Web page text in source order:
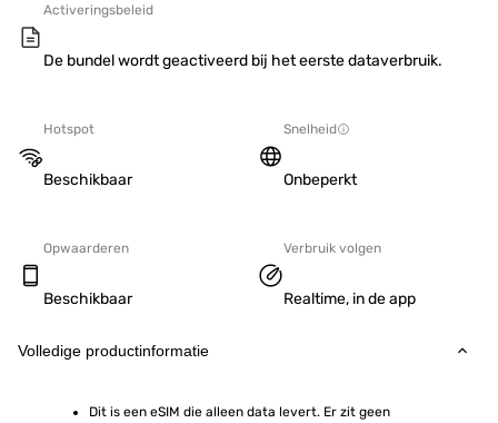
Activeringsbeleid
De bundel wordt geactiveerd bij het eerste dataverbruik.
Hotspot
Beschikbaar
Snelheid
Onbeperkt
Opwaarderen
Beschikbaar
Verbruik volgen
Realtime, in de app
Volledige productinformatie
Dit is een eSIM die alleen data levert. Er zit geen